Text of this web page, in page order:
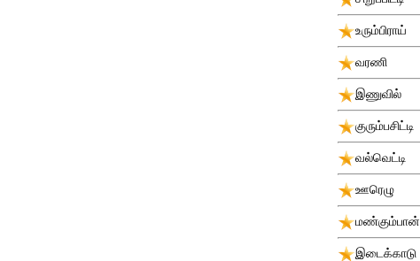
உரும்பிராய்
வரணி
இணுவில்
குரும்பசிட்டி
வல்வெட்டி
ஊரெழு
மண்கும்பான்
இடைக்காடு